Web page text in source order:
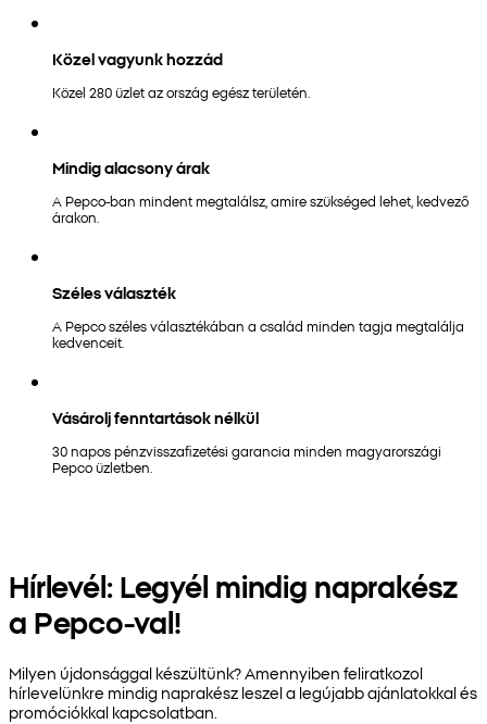
Közel vagyunk hozzád
Közel 280 üzlet az ország egész területén.
Mindig alacsony árak
A Pepco-ban mindent megtalálsz, amire szükséged lehet, kedvező
árakon.
Széles választék
A Pepco széles választékában a család minden tagja megtalálja
kedvenceit.
Vásárolj fenntartások nélkül
30 napos pénzvisszafizetési garancia minden magyarországi
Pepco üzletben.
Hírlevél: Legyél mindig naprakész
a Pepco-val!
Milyen újdonsággal készültünk? Amennyiben feliratkozol
hírlevelünkre mindig naprakész leszel a legújabb ajánlatokkal és
promóciókkal kapcsolatban.